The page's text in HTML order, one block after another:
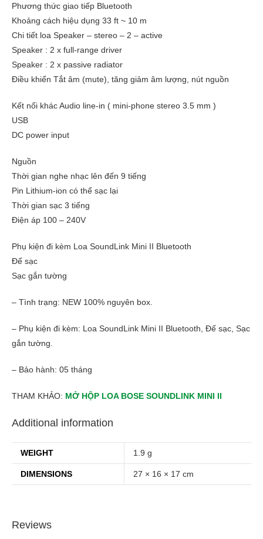
Phương thức giao tiếp Bluetooth
Khoảng cách hiệu dụng 33 ft ~ 10 m
Chi tiết loa Speaker – stereo – 2 – active
Speaker : 2 x full-range driver
Speaker : 2 x passive radiator
Điều khiển Tắt âm (mute), tăng giảm âm lượng, nút nguồn
Kết nối khác Audio line-in ( mini-phone stereo 3.5 mm )
USB
DC power input
Nguồn
Thời gian nghe nhạc lên đến 9 tiếng
Pin Lithium-ion có thể sạc lại
Thời gian sạc 3 tiếng
Điện áp 100 – 240V
Phụ kiện đi kèm Loa SoundLink Mini II Bluetooth
Đế sạc
Sạc gắn tường
– Tình trạng: NEW 100% nguyên box.
– Phụ kiện đi kèm: Loa SoundLink Mini II Bluetooth, Đế sạc, Sạc
gắn tường.
– Bảo hành: 05 tháng
THAM KHẢO: MỞ HỘP LOA BOSE SOUNDLINK MINI II
Additional information
WEIGHT 1.9 g
DIMENSIONS 27 × 16 × 17 cm
Reviews